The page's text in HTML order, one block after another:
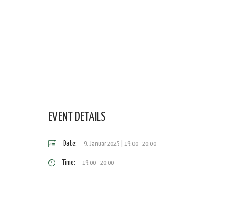
EVENT DETAILS
Date: 9. Januar 2025 | 19:00-20:00
Time: 19:00 - 20:00